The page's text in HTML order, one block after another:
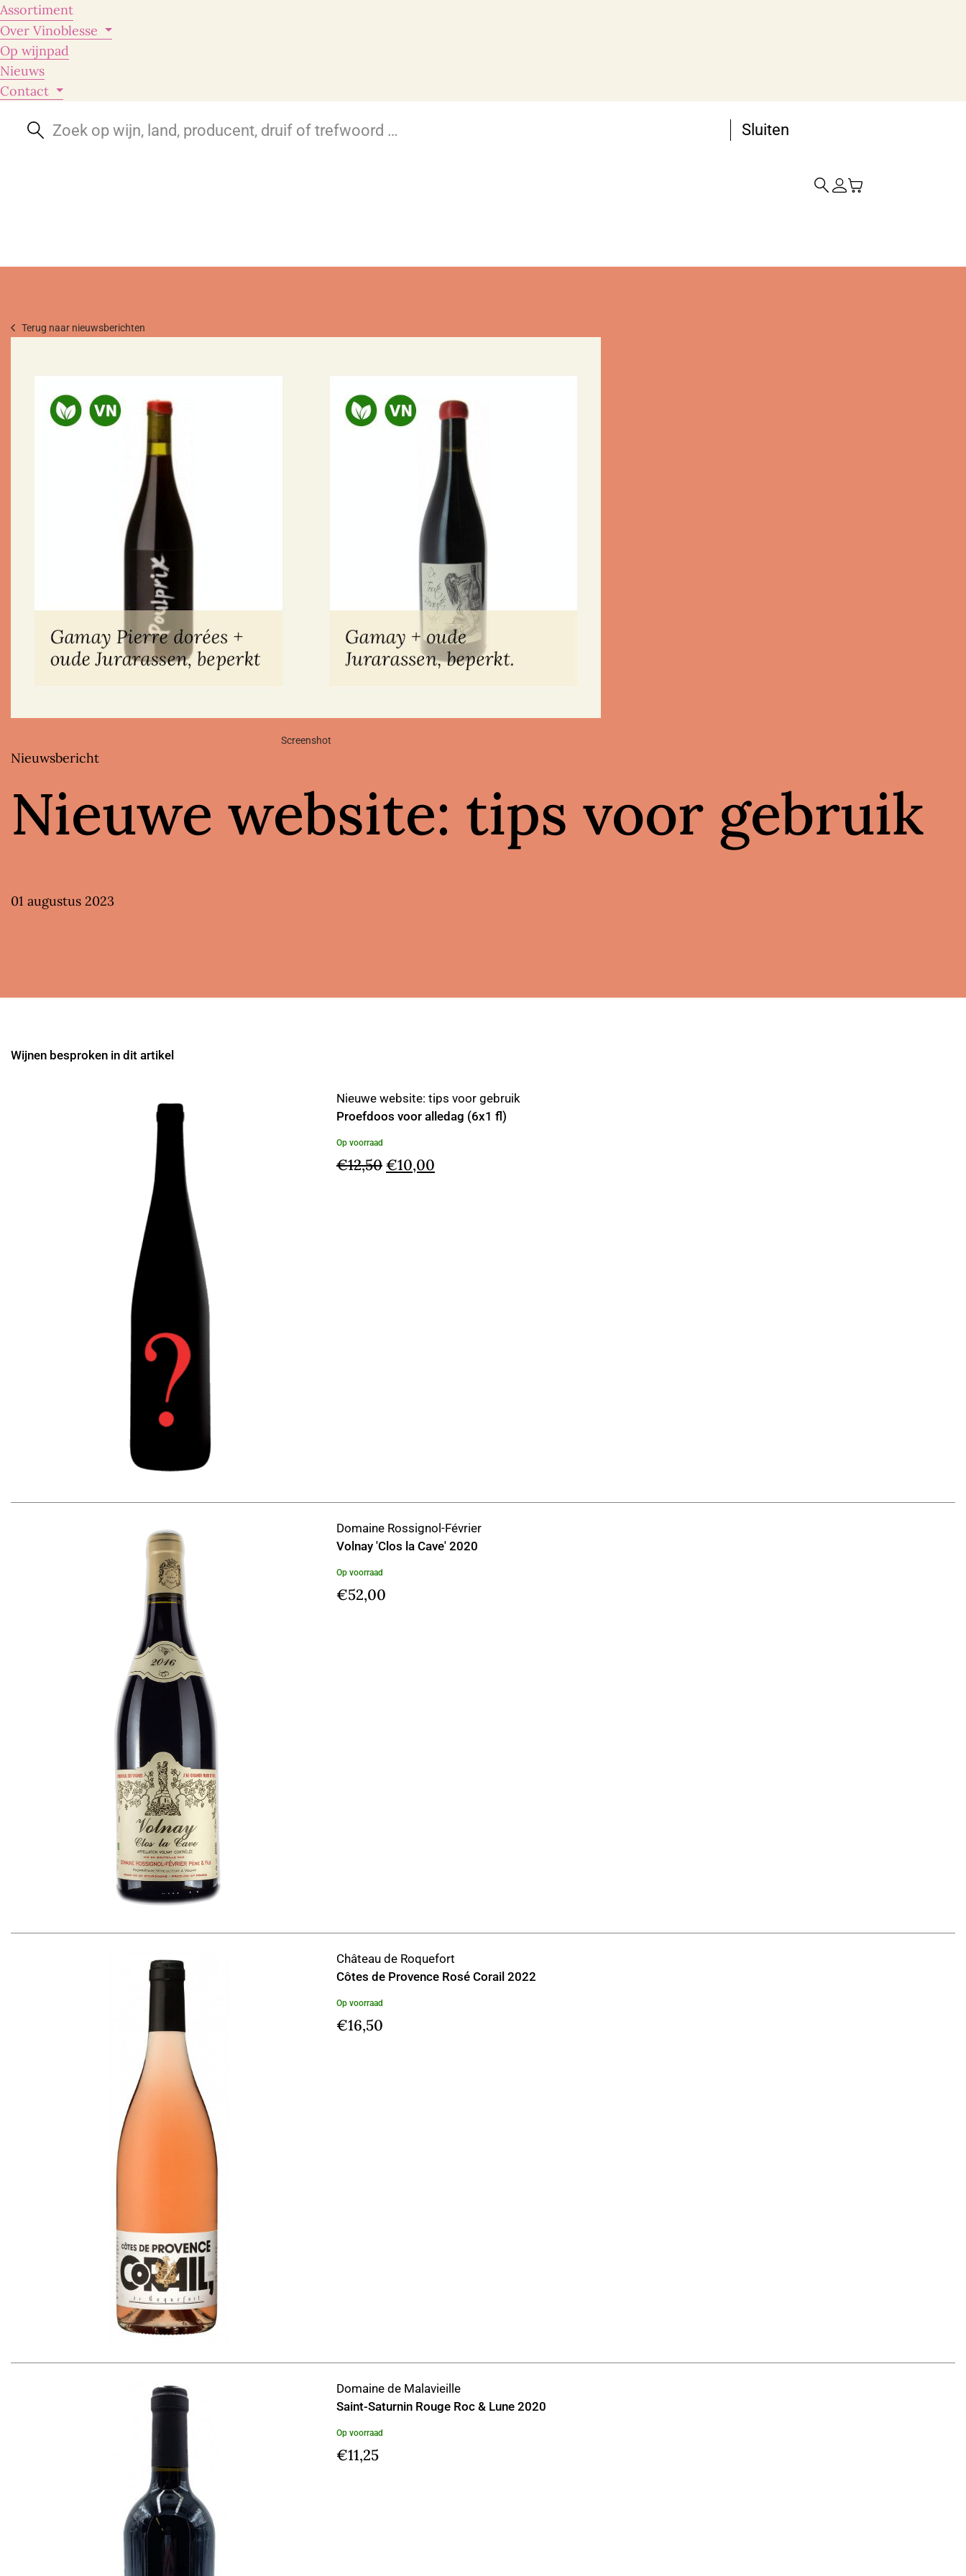
Assortiment
Over Vinoblesse
Op wijnpad
Nieuws
Contact
Sluiten
Terug naar nieuwsberichten
Screenshot
Nieuwsbericht
Nieuwe website: tips voor gebruik
01 augustus 2023
Wijnen besproken in dit artikel
Nieuwe website: tips voor gebruik
Proefdoos voor alledag (6x1 fl)
Op voorraad
€12,50Oorspronkelijke
€10,00Huidige
Domaine Rossignol-Février
Volnay 'Clos la Cave' 2020
Op voorraad
€52,00
Château de Roquefort
Côtes de Provence Rosé Corail 2022
Op voorraad
€16,50
Domaine de Malavieille
Saint-Saturnin Rouge Roc & Lune 2020
Op voorraad
€11,25